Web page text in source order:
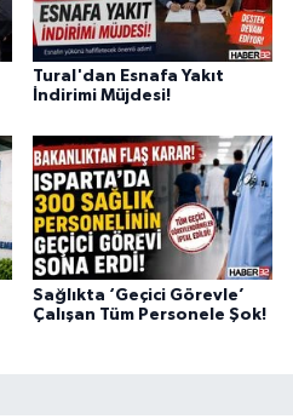
Tural'dan Esnafa Yakıt
İndirimi Müjdesi!
Sağlıkta ‘Geçici Görevle’
Çalışan Tüm Personele Şok!